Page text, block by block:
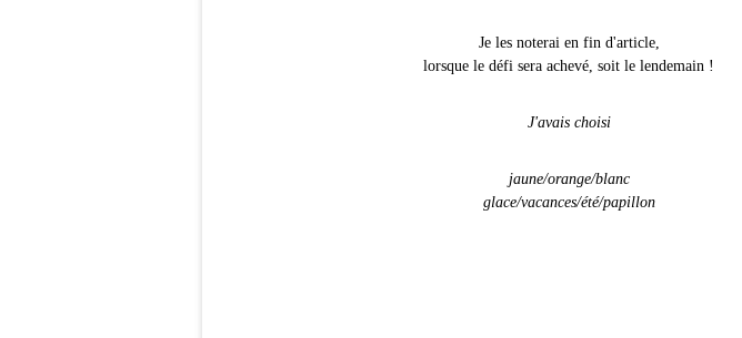
Je les noterai en fin d'article,
lorsque le défi sera achevé, soit le lendemain !
J'avais choisi
jaune/orange/blanc
glace/vacances/été/papillon